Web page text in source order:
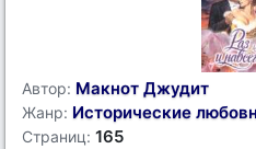
Автор: Макнот Джудит
Жанр: Исторические
Страниц: 165